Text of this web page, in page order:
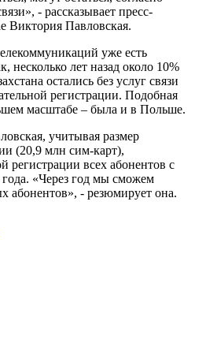
- рассказывает пресс-
Виктория Павловская.
уже есть
несколько лет назад около 10%
остались без услуг связи
регистрации. Подобная
масштабе – была и в Польше.
учитывая размер
(20,9 млн сим-карт),
регистрации всех абонентов с
года. «Через год мы сможем
абонентов», - резюмирует она.